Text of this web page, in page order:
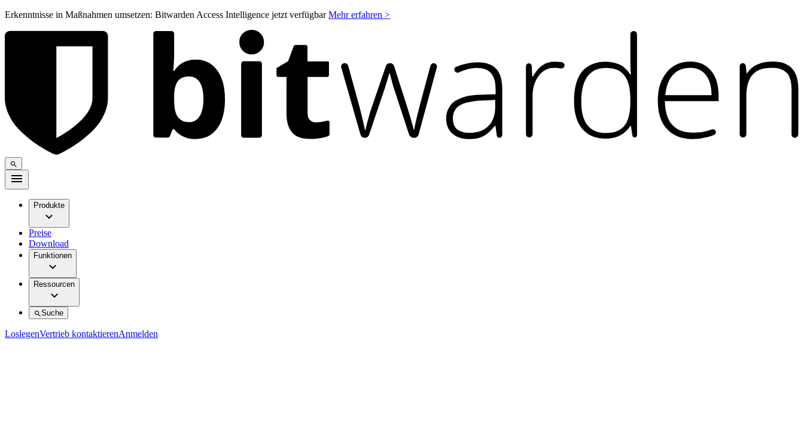
Erkenntnisse in Maßnahmen umsetzen: Bitwarden Access Intelligence jetzt verfügbarMehr erfahren >
Produkte
Preise
Download
Funktionen
Ressourcen
Suche
LoslegenVertrieb kontaktierenAnmelden